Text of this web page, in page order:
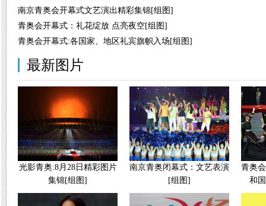
南京青奥会开幕式文艺演出精彩集锦[组图]
青奥会开幕式：礼花绽放 点亮夜空[组图]
青奥会开幕式:各国家、地区礼宾旗帜入场[组图]